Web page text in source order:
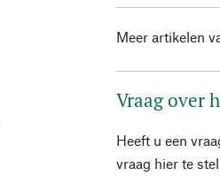
Meer artikelen
Vraag over
Heeft u een
vraag hier te